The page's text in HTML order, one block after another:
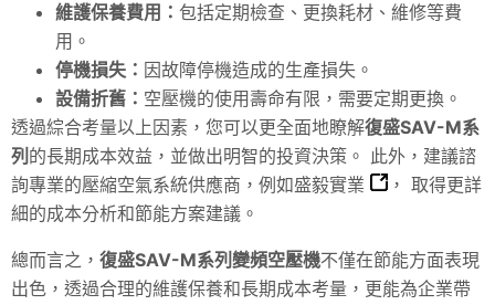
維護保養費用： 包括定期檢查、更換耗材、維修等費
用。
停機損失： 因故障停機造成的生產損失。
設備折舊： 空壓機的使用壽命有限，需要定期更換。
透過綜合考量以上因素，您可以更全面地瞭解復盛SAV-M系
列 的長期成本效益，並做出明智的投資決策。 此外，建議諮
詢專業的壓縮空氣系統供應商，例如盛毅實業
， 取得更詳
細的成本分析和節能方案建議。
總而言之， 復盛SAV-M系列變頻空壓機不僅在節能方面表現
出色，透過合理的維護保養和長期成本考量，更能為企業帶